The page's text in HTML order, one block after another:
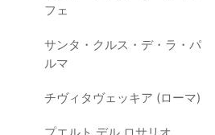
フェ
サンタ・クルス・デ・ラ・パ
ルマ
チヴィタヴェッキア (ローマ)